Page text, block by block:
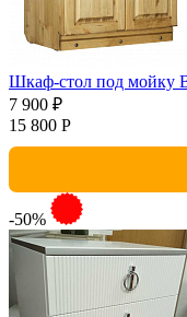
Шкаф-стол под мойку
7 900 ₽
15 800 Р
-50%